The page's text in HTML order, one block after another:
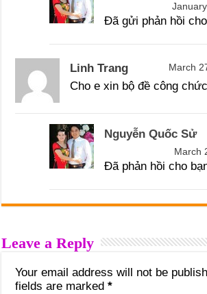
Đã gửi phản hồi
Linh Trang March
Cho e xin bộ đề công
Nguyễn Quốc Sử
March
Đã phản hồi cho
Leave a Reply
Your email address will not be
fields are marked*